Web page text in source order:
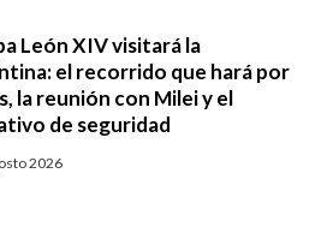
León XIV visitará la
el recorrido que hará por
la reunión con Milei y el
de seguridad
2026